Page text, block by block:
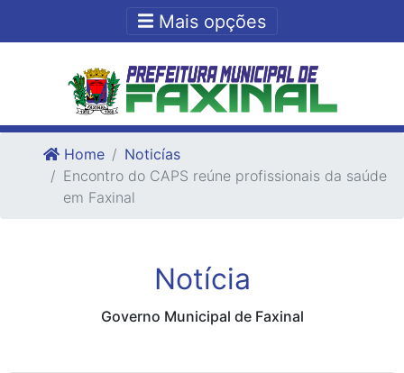
Ir para o fim do conteudo
Mais opções
Home
Noticías
Encontro do CAPS reúne profissionais da saúde
em Faxinal
Notícia
Governo Municipal de Faxinal